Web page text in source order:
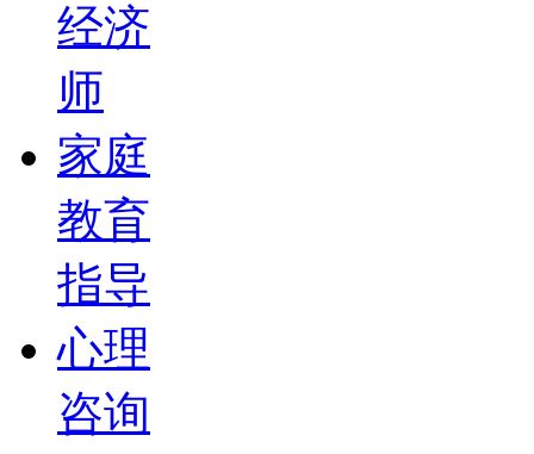
经济
师
家庭
教育
指导
心理
咨询